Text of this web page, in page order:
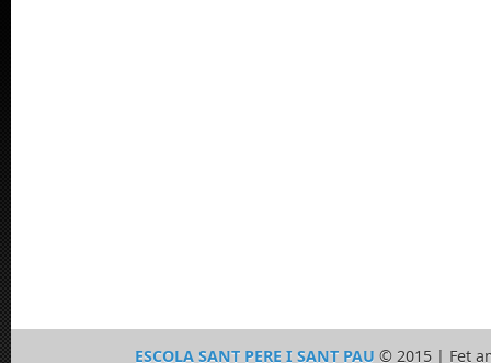
ESCOLA SANT PERE I SANT PAU © 2015 | Fet